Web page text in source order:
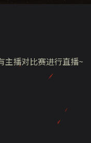
主播对比赛进行直播~